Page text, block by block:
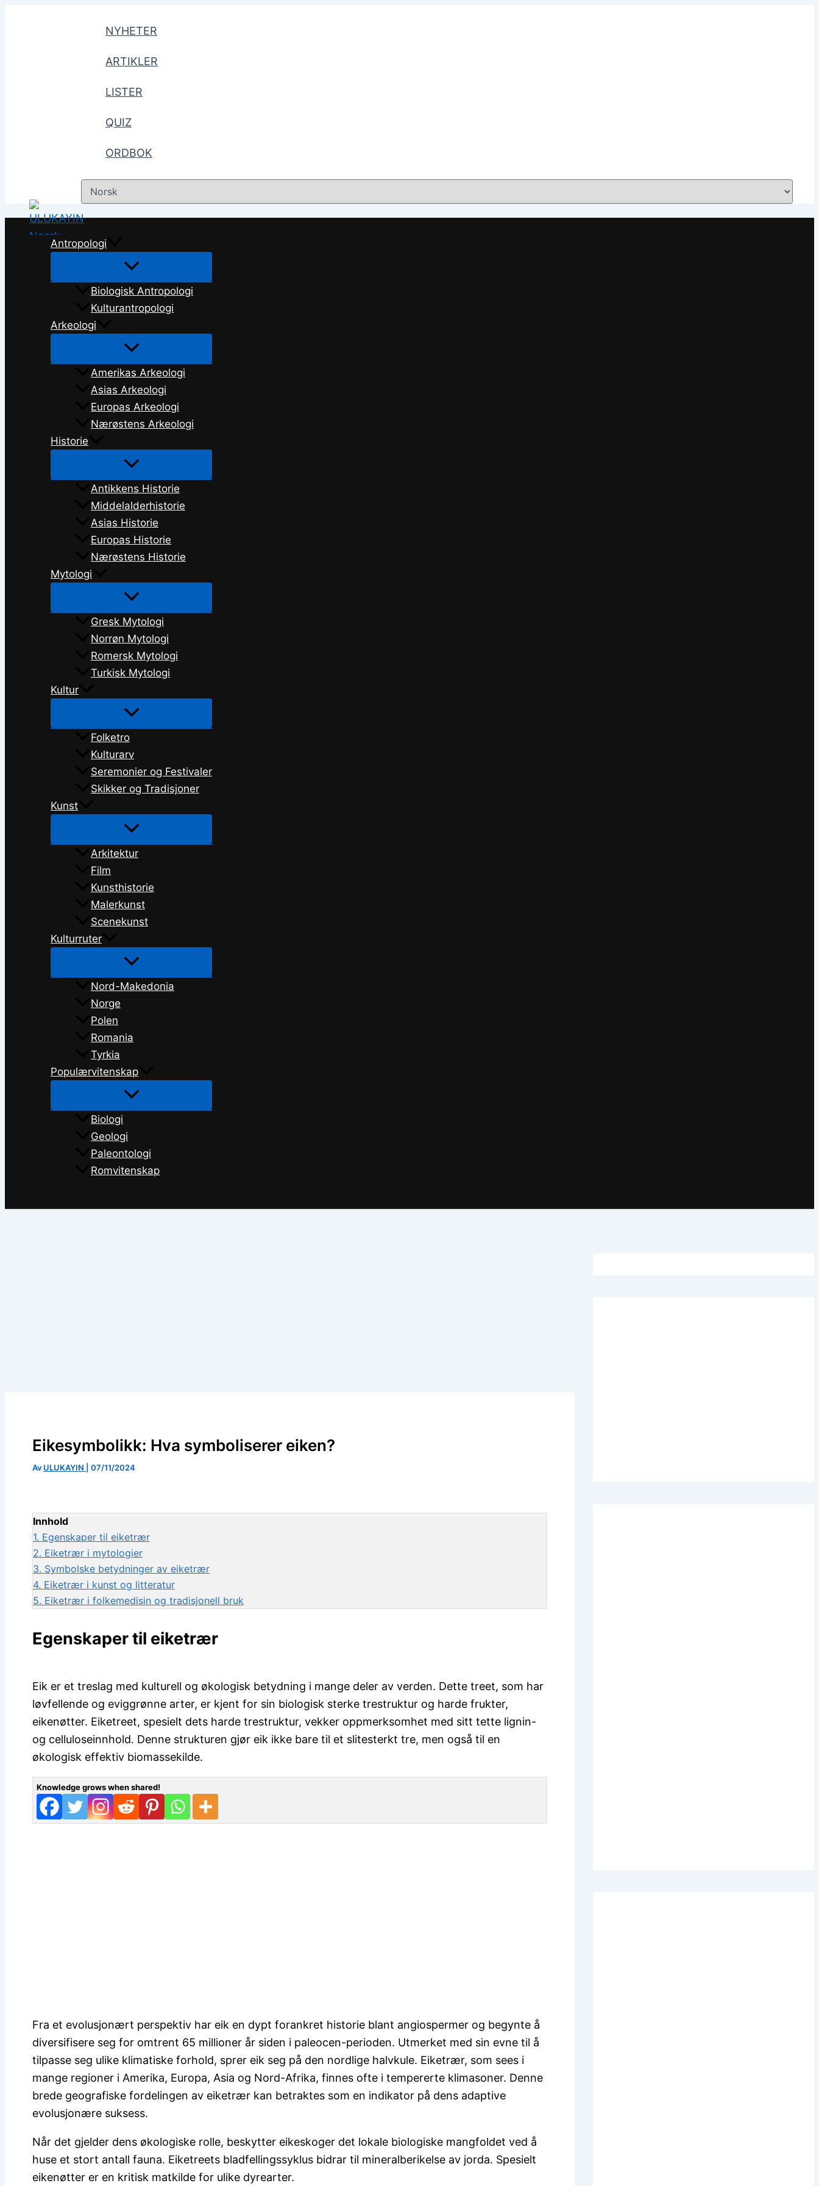
NYHETER
ARTIKLER
LISTER
QUIZ
ORDBOK
Choose
Antropologi
Biologisk Antropologi
Kulturantropologi
Arkeologi
Amerikas Arkeologi
Asias Arkeologi
Europas Arkeologi
Nærøstens Arkeologi
Historie
Antikkens Historie
Middelalderhistorie
Asias Historie
Europas Historie
Nærøstens Historie
Mytologi
Gresk Mytologi
Norrøn Mytologi
Romersk Mytologi
Turkisk Mytologi
Kultur
Folketro
Kulturarv
Seremonier og Festivaler
Skikker og Tradisjoner
Kunst
Arkitektur
Film
Kunsthistorie
Malerkunst
Scenekunst
Kulturruter
Nord-Makedonia
Norge
Polen
Romania
Tyrkia
Populærvitenskap
Biologi
Geologi
Paleontologi
Romvitenskap
Eikesymbolikk: Hva symboliserer eiken?
Av ULUKAYIN 07/11/2024
Innhold
1. Egenskaper til eiketrær
2. Eiketrær i mytologier
3. Symbolske betydninger av eiketrær
4. Eiketrær i kunst og litteratur
5. Eiketrær i folkemedisin og tradisjonell bruk
Egenskaper til eiketrær
Eik er et treslag med kulturell og økologisk betydning i mange deler av verden. Dette treet, som har
løvfellende og eviggrønne arter, er kjent for sin biologisk sterke trestruktur og harde frukter,
eikenøtter. Eiketreet, spesielt dets harde trestruktur, vekker oppmerksomhet med sitt tette lignin-
og celluloseinnhold. Denne strukturen gjør eik ikke bare til et slitesterkt tre, men også til en
økologisk effektiv biomassekilde.
Knowledge grows when shared!
Fra et evolusjonært perspektiv har eik en dypt forankret historie blant angiospermer og begynte å
diversifisere seg for omtrent 65 millioner år siden i paleocen-perioden. Utmerket med sin evne til å
tilpasse seg ulike klimatiske forhold, sprer eik seg på den nordlige halvkule. Eiketrær, som sees i
mange regioner i Amerika, Europa, Asia og Nord-Afrika, finnes ofte i tempererte klimasoner. Denne
brede geografiske fordelingen av eiketrær kan betraktes som en indikator på dens adaptive
evolusjonære suksess.
Når det gjelder dens økologiske rolle, beskytter eikeskoger det lokale biologiske mangfoldet ved å
huse et stort antall fauna. Eiketreets bladfellingssyklus bidrar til mineralberikelse av jorda. Spesielt
eikenøtter er en kritisk matkilde for ulike dyrearter.